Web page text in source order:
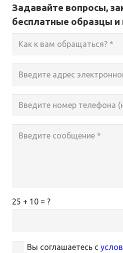
Задавайте вопросы,
бесплатные образцы и
25 + 10 = ?
Вы соглашаетесь с